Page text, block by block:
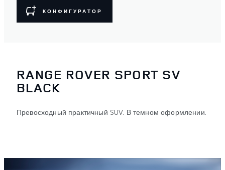
КОНФИГУРАТОР
RANGE ROVER SPORT SV
BLACK
Превосходный практичный SUV. В темном оформлении.